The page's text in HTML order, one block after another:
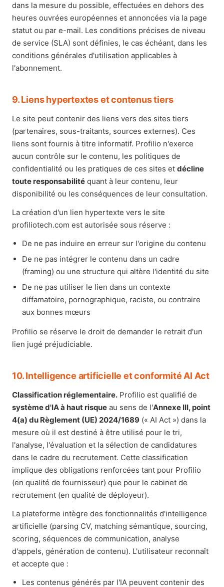
dans la mesure du possible, effectuées en dehors des
heures ouvrées européennes et annoncées via la page
statut ou par e-mail. Les conditions précises de niveau
de service (SLA) sont définies, le cas échéant, dans les
conditions générales d'utilisation applicables à
l'abonnement.
9. Liens hypertextes et contenus tiers
Le site peut contenir des liens vers des sites tiers
(partenaires, sous-traitants, sources externes). Ces
liens sont fournis à titre informatif. Profilio n'exerce
aucun contrôle sur le contenu, les politiques de
confidentialité ou les pratiques de ces sites et décline
toute responsabilité quant à leur contenu, leur
disponibilité ou les conséquences de leur consultation.
La création d'un lien hypertexte vers le site
profiliotech.com est autorisée sous réserve :
De ne pas induire en erreur sur l'origine du contenu
De ne pas intégrer le contenu dans un cadre
(framing) ou une structure qui altère l'identité du site
De ne pas utiliser le lien dans un contexte
diffamatoire, pornographique, raciste, ou contraire
aux bonnes mœurs
Profilio se réserve le droit de demander le retrait d'un
lien jugé préjudiciable.
10. Intelligence artificielle et conformité AI Act
Classification réglementaire. Profilio est qualifié de
système d'IA à haut risque au sens de l'Annexe III, point
4(a) du Règlement (UE) 2024/1689 (« AI Act ») dans la
mesure où il est destiné à être utilisé pour le tri,
l'analyse, l'évaluation et la sélection de candidatures
dans le cadre du recrutement. Cette classification
implique des obligations renforcées tant pour Profilio
(en qualité de fournisseur) que pour le cabinet de
recrutement (en qualité de déployeur).
La plateforme intègre des fonctionnalités d'intelligence
artificielle (parsing CV, matching sémantique, sourcing,
scoring, séquences de communication, analyse
d'appels, génération de contenu). L'utilisateur reconnaît
et accepte que :
Les contenus générés par l'IA peuvent contenir des